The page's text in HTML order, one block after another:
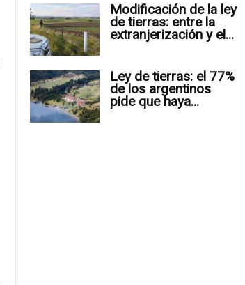
Modificación de la ley
de tierras: entre la
extranjerización y el...
Ley de tierras: el 77%
de los argentinos
pide que haya...